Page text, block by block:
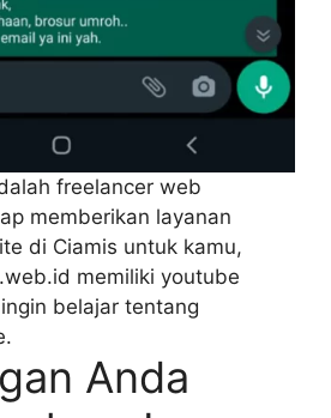
freelancer web
memberikan layanan
di Ciamis untuk kamu,
memiliki youtube
belajar tentang
Anda